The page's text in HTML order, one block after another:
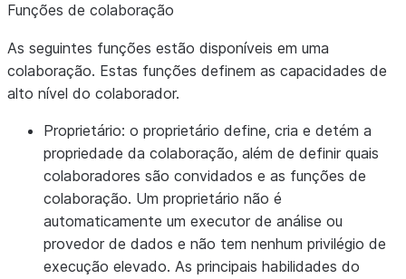
Funções de colaboração
As seguintes funções estão disponíveis em uma
colaboração. Estas funções definem as capacidades de
alto nível do colaborador.
Proprietário: o proprietário define, cria e detém a
propriedade da colaboração, além de definir quais
colaboradores são convidados e as funções de
colaboração. Um proprietário não é
automaticamente um executor de análise ou
provedor de dados e não tem nenhum privilégio de
execução elevado. As principais habilidades do